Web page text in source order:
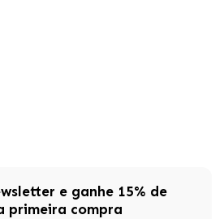
e ganhe 15% de
primeira compra